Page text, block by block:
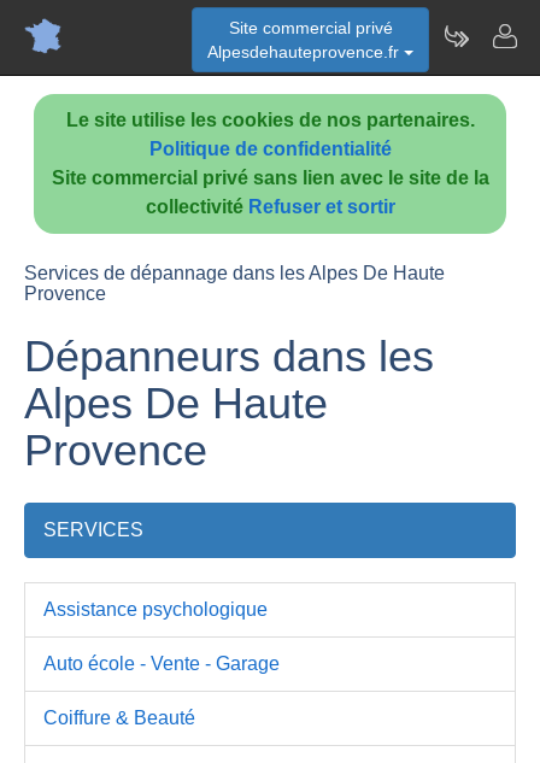
Le site utilise les cookies de nos partenaires.
Politique de confidentialité
Site commercial privé sans lien avec le site de la
collectivité Refuser et sortir
Site commercial privé
Alpesdehauteprovence.fr
Services de dépannage dans les Alpes De Haute
Provence
Dépanneurs dans les
Alpes De Haute
Provence
SERVICES
Assistance psychologique
Auto école - Vente - Garage
Coiffure & Beauté